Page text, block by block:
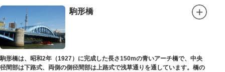
駒形橋
駒形橋は、昭和2年（1927）に完成した長さ150mの青いアーチ橋で、中央
径間部は下路式、両側の側径間部は上路式で浅草通りを通しています。橋の